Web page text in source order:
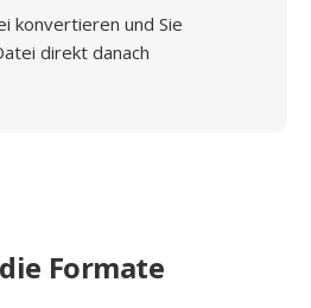
konvertieren und Sie
direkt danach
Formate